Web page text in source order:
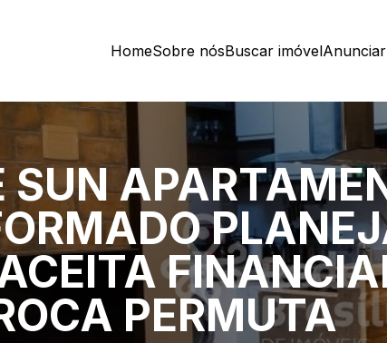
HomeSobre nósBuscar imóvel
SUN
PERMUTA